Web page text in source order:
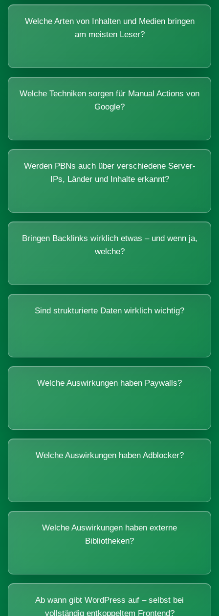
Welche Arten von Inhalten und Medien bringen
am meisten Leser?
Welche Techniken sorgen für Manual Actions von
Google?
Werden PBNs auch über verschiedene Server-
IPs, Länder und Inhalte erkannt?
Bringen Backlinks wirklich etwas – und wenn ja,
welche?
Sind strukturierte Daten wirklich wichtig?
Welche Auswirkungen haben Paywalls?
Welche Auswirkungen haben Adblocker?
Welche Auswirkungen haben externe
Bibliotheken?
Ab wann gibt WordPress auf – selbst bei
vollständig entkoppeltem Frontend?